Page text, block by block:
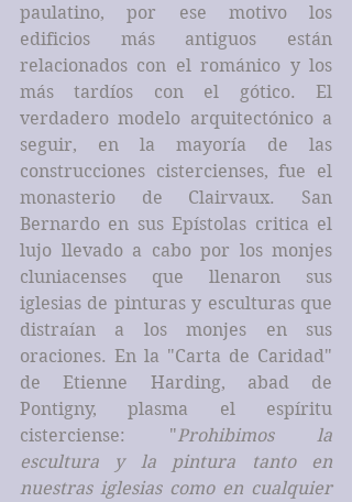
paulatino, por ese motivo los
edificios más antiguos están
relacionados con el románico y los
más tardíos con el gótico. El
verdadero modelo arquitectónico a
seguir, en la mayoría de las
construcciones cistercienses, fue el
monasterio de Clairvaux. San
Bernardo en sus Epístolas critica el
lujo llevado a cabo por los monjes
cluniacenses que llenaron sus
iglesias de pinturas y esculturas que
distraían a los monjes en sus
oraciones. En la "Carta de Caridad"
de Etienne Harding, abad de
Pontigny, plasma el espíritu
cisterciense: "Prohibimos la
escultura y la pintura tanto en
nuestras iglesias como en cualquier